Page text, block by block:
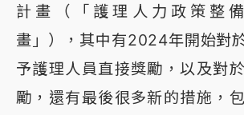
計畫（「護理人力政策整
畫」），其中有2024年開始對
予護理人員直接獎勵，以及對
勵，還有最後很多新的措施，